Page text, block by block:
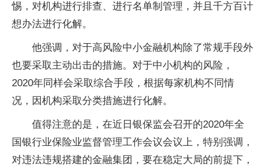
惕，对机构进行排查、进行名单制管理，并且千方百计
想办法进行化解。
他强调，对于高风险中小金融机构除了常规手段外
也要采取主动出击的措施。对于中小机构的风险，
2020年同样会采取综合手段，根据每家机构不同情
况，因机构采取分类措施进行化解。
值得注意的是，在近日银保监会召开的2020年全
国银行业保险业监督管理工作会议会议上，特别强调，
对违法违规搭建的金融集团，要在稳定大局的前提下，